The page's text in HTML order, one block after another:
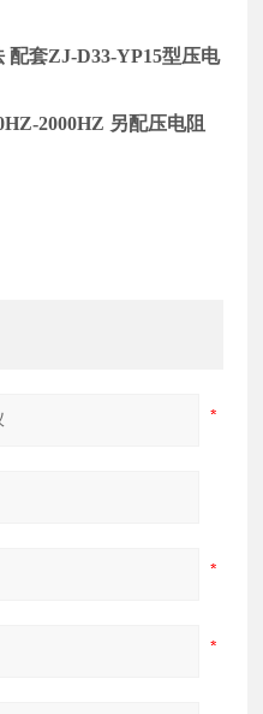
配套ZJ-D33-YP15型压电
2000HZ 另配压电阻